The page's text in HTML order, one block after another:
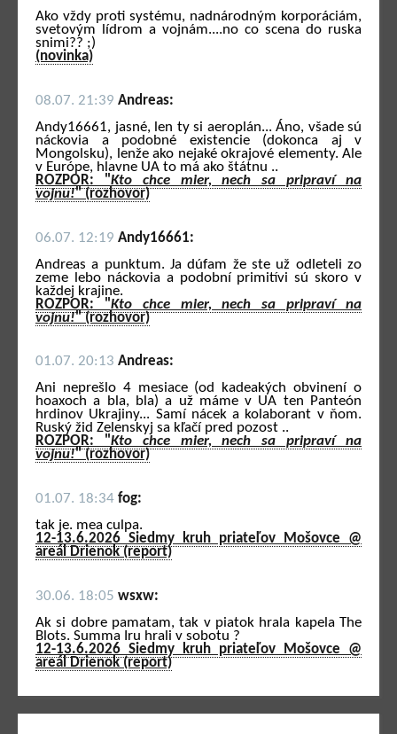
Ako vždy proti systému, nadnárodným korporáciám,
svetovým lídrom a vojnám....no co scena do ruska
snimi?? ;)
(novinka)
08.07. 21:39 Andreas:
Andy16661, jasné, len ty si aeroplán... Áno, všade sú
náckovia a podobné existencie (dokonca aj v
Mongolsku), lenže ako nejaké okrajové elementy. Ale
v Európe, hlavne UA to má ako štátnu ..
ROZPOR: "Kto chce mier, nech sa pripraví na
vojnu!" (rozhovor)
06.07. 12:19 Andy16661:
Andreas a punktum. Ja dúfam že ste už odleteli zo
zeme lebo náckovia a podobní primitívi sú skoro v
každej krajine.
ROZPOR: "Kto chce mier, nech sa pripraví na
vojnu!" (rozhovor)
01.07. 20:13 Andreas:
Ani neprešlo 4 mesiace (od kadeakých obvinení o
hoaxoch a bla, bla) a už máme v UA ten Panteón
hrdinov Ukrajiny... Samí nácek a kolaborant v ňom.
Ruský žid Zelenskyj sa kľačí pred pozost ..
ROZPOR: "Kto chce mier, nech sa pripraví na
vojnu!" (rozhovor)
01.07. 18:34 fog:
tak je. mea culpa.
12-13.6.2026 Siedmy kruh priateľov Mošovce @
areál Drienok (report)
30.06. 18:05 wsxw:
Ak si dobre pamatam, tak v piatok hrala kapela The
Blots. Summa Iru hrali v sobotu ?
12-13.6.2026 Siedmy kruh priateľov Mošovce @
areál Drienok (report)